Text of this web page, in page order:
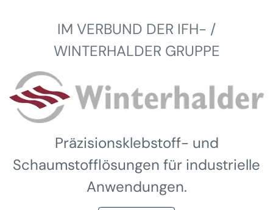
IM VERBUND DER IFH- /
WINTERHALDER GRUPPE
Winterhalder
Präzisionsklebstoff- und
Schaumstofflösungen für industrielle
Anwendungen.